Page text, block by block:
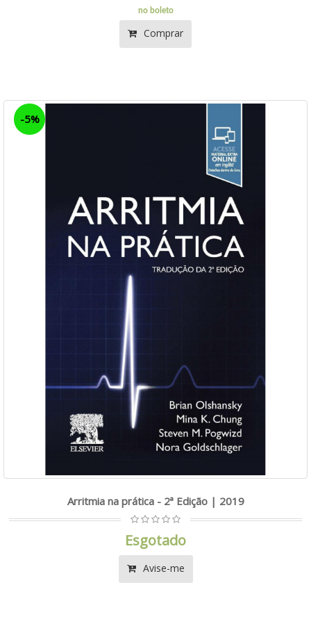
no boleto
Comprar
-5%
Arritmia na prática - 2ª Edição | 2019
Esgotado
Avise-me